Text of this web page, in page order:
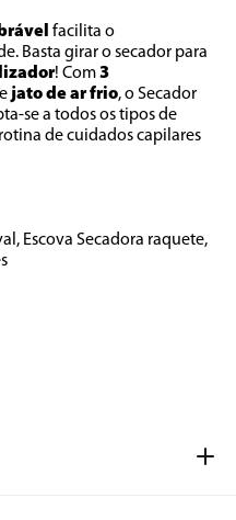
facilita o
Basta girar o secador para
! Com 3
e jato de ar frio, o Secador
se a todos os tipos de
de cuidados capilares
Escova Secadora raquete,